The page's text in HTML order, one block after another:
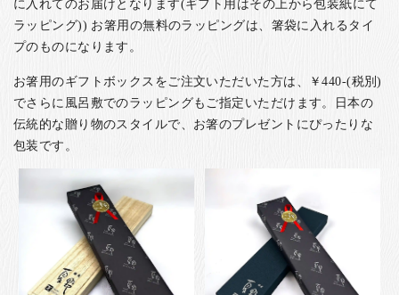
に入れてのお届けとなります(ギフト用はその上から包装紙にて
ラッピング)) お箸用の無料のラッピングは、箸袋に入れるタイ
プのものになります。
お箸用のギフトボックスをご注文いただいた方は、￥440-(税別)
でさらに風呂敷でのラッピングもご指定いただけます。日本の
伝統的な贈り物のスタイルで、お箸のプレゼントにぴったりな
包装です。